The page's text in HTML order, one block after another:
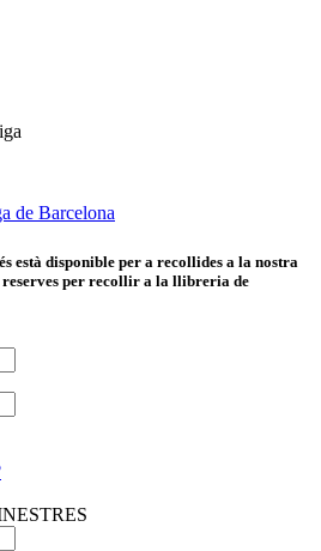
de Barcelona
està disponible per a recollides a la nostra
reserves per recollir a la llibreria de